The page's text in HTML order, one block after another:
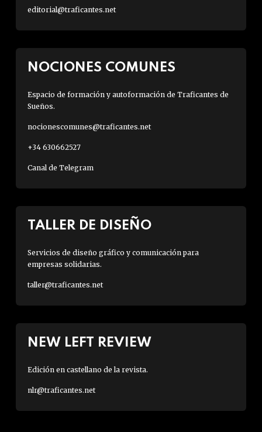
editorial@traficantes.net
NOCIONES COMUNES
Espacio de formación y autoformación de Traficantes de
Sueños.
nocionescomunes@traficantes.net
+34 630662527
Canal de Telegram
TALLER DE DISEÑO
Servicios de diseño gráfico y comunicación para
empresas solidarias.
taller@traficantes.net
NEW LEFT REVIEW
Edición en castellano de la revista.
nlr@traficantes.net